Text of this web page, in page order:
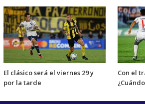
El clásico será el viernes 29 y
por la tarde
Con el